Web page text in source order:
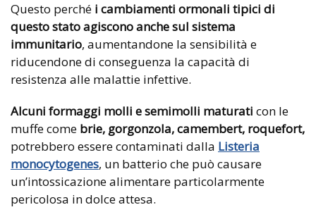
Questo perché i cambiamenti ormonali tipici di
questo stato agiscono anche sul sistema
immunitario, aumentandone la sensibilità e
riducendone di conseguenza la capacità di
resistenza alle malattie infettive.
Alcuni formaggi molli e semimolli maturati con le
muffe come brie, gorgonzola, camembert, roquefort,
potrebbero essere contaminati dalla Listeria
monocytogenes, un batterio che può causare
un’intossicazione alimentare particolarmente
pericolosa in dolce attesa.